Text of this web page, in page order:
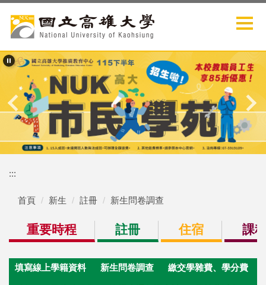
到
主
內
:::
首頁 新生 註冊 新生問卷調查
重要時程 註冊 住宿 課
填寫線上學籍資料 新生問卷調查 繳交學雜費、學分費